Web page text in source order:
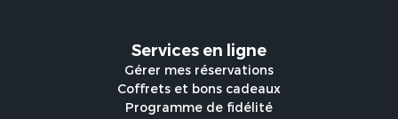
Services en ligne
Gérer mes réservations
Coffrets et bons cadeaux
Programme de fidélité